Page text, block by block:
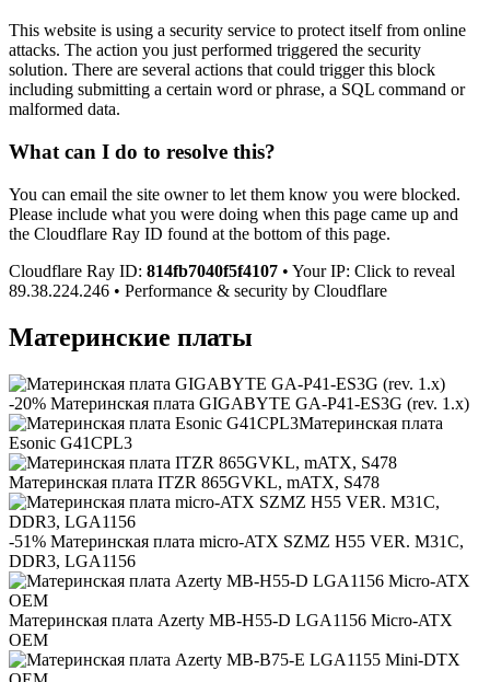
This website is using a security service to protect itself from online
attacks. The action you just performed triggered the security
solution. There are several actions that could trigger this block
including submitting a certain word or phrase, a SQL command or
malformed data.
What can I do to resolve this?
You can email the site owner to let them know you were blocked.
Please include what you were doing when this page came up and
the Cloudflare Ray ID found at the bottom of this page.
Cloudflare Ray ID: 814fb7040f5f4107 • Your IP: Click to reveal
89.38.224.246 • Performance & security by Cloudflare
Материнские платы
-20% Материнская плата GIGABYTE GA-P41-ES3G (rev. 1.x)
Материнская плата
Esonic G41CPL3
Материнская плата ITZR 865GVKL, mATX, S478
-51% Материнская плата micro-ATX SZMZ H55 VER. M31C,
DDR3, LGA1156
Материнская плата Azerty MB-H55-D LGA1156 Micro-ATX
OEM